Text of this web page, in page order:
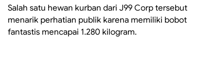
Salah satu hewan kurban dari J99 Corp tersebut
menarik perhatian publik karena memiliki bobot
fantastis mencapai 1.280 kilogram.